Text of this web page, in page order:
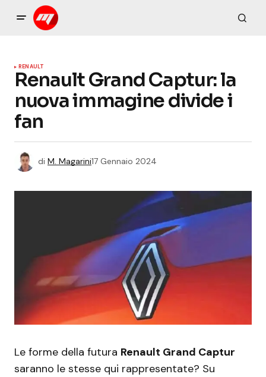
RENAULT
Renault Grand Captur: la
nuova immagine divide i
fan
di M. Magarini17 Gennaio 2024
Le forme della futura Renault Grand Captur
saranno le stesse qui rappresentate? Su